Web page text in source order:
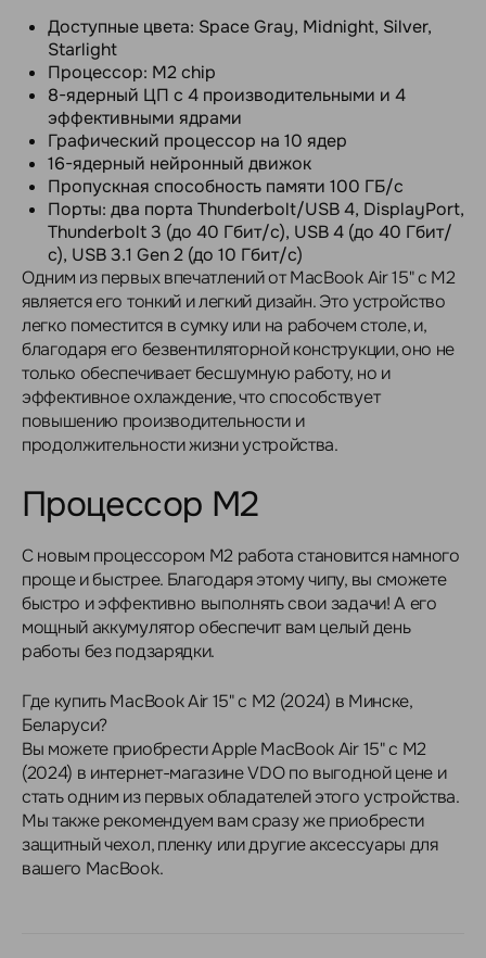
Доступные цвета: Space Gray, Midnight, Silver,
Starlight
Процессор: M2 chip
8-ядерный ЦП с 4 производительными и 4
эффективными ядрами
Графический процессор на 10 ядер
16-ядерный нейронный движок
Пропускная способность памяти 100 ГБ/с
Порты: два порта Thunderbolt/USB 4, DisplayPort,
Thunderbolt 3 (до 40 Гбит/с), USB 4 (до 40 Гбит/
с), USB 3.1 Gen 2 (до 10 Гбит/с)
Одним из первых впечатлений от MacBook Air 15" с M2
является его тонкий и легкий дизайн. Это устройство
легко поместится в сумку или на рабочем столе, и,
благодаря его безвентиляторной конструкции, оно не
только обеспечивает бесшумную работу, но и
эффективное охлаждение, что способствует
повышению производительности и
продолжительности жизни устройства.
Процессор M2
С новым процессором M2 работа становится намного
проще и быстрее. Благодаря этому чипу, вы сможете
быстро и эффективно выполнять свои задачи! А его
мощный аккумулятор обеспечит вам целый день
работы без подзарядки.
Где купить MacBook Air 15" с M2 (2024) в Минске,
Беларуси?
Вы можете приобрести Apple MacBook Air 15" с M2
(2024) в интернет-магазине VDO по выгодной цене и
стать одним из первых обладателей этого устройства.
Мы также рекомендуем вам сразу же приобрести
защитный чехол, пленку или другие аксессуары для
вашего MacBook.